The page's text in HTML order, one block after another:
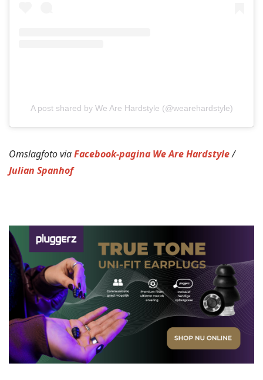
A post shared by We Are Hardstyle (@wearehardstyle)
Omslagfoto viaFacebook-pagina We Are Hardstyle/
Julian Spanhof